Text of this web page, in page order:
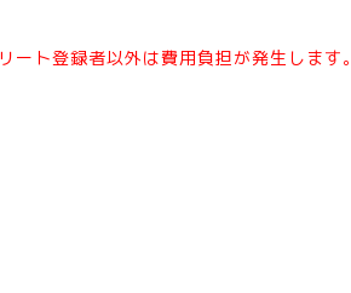
ト登録者以外は費用負担が発生します。